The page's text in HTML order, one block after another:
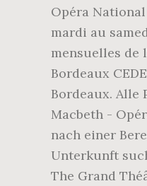
Opéra National
mardi au
mensuelles de
Bordeaux
Bordeaux. Alle
Macbeth -
nach einer
Unterkunft
The Grand